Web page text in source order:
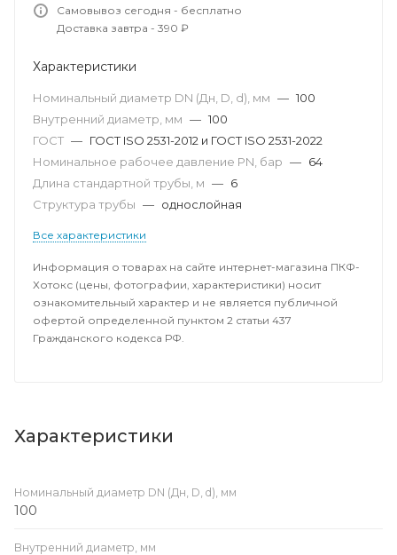
Самовывоз сегодня - бесплатно
Доставка завтра - 390 ₽
Характеристики
Номинальный диаметр DN (Дн, D, d), мм — 100
Внутренний диаметр, мм — 100
ГОСТ — ГОСТ ISO 2531-2012 и ГОСТ ISO 2531-2022
Номинальное рабочее давление PN, бар — 64
Длина стандартной трубы, м — 6
Структура трубы — однослойная
Все характеристики
Информация о товарах на сайте интернет-магазина ПКФ-
Хотокс (цены, фотографии, характеристики) носит
ознакомительный характер и не является публичной
офертой определенной пунктом 2 статьи 437
Гражданского кодекса РФ.
Характеристики
Номинальный диаметр DN (Дн, D, d), мм
100
Внутренний диаметр, мм